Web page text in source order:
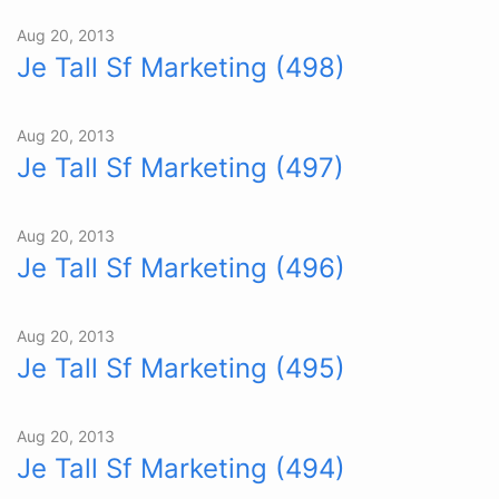
Aug 20, 2013
Je Tall Sf Marketing (498)
Aug 20, 2013
Je Tall Sf Marketing (497)
Aug 20, 2013
Je Tall Sf Marketing (496)
Aug 20, 2013
Je Tall Sf Marketing (495)
Aug 20, 2013
Je Tall Sf Marketing (494)